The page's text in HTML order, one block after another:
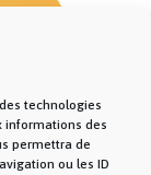
technologies
informations des
permettra de
ou les ID